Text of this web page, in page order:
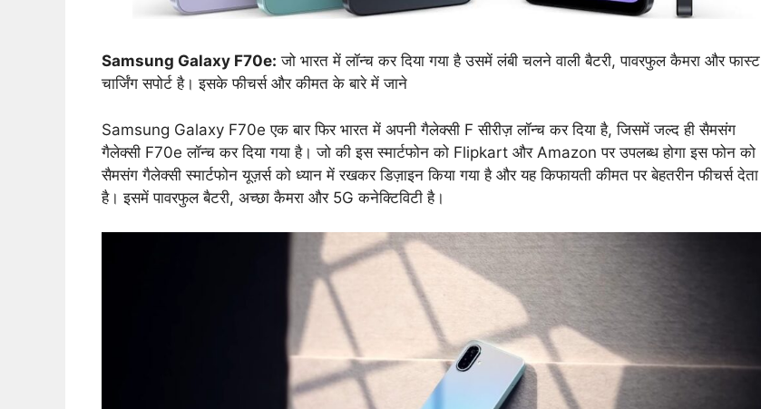
Samsung Galaxy F70e: जो भारत में लॉन्च कर दिया गया है उसमें लंबी चलने वाली बैटरी, पावरफुल कैमरा और फास्ट
चार्जिंग सपोर्ट है। इसके फीचर्स और कीमत के बारे में जाने
Samsung Galaxy F70e एक बार फिर भारत में अपनी गैलेक्सी F सीरीज़ लॉन्च कर दिया है, जिसमें जल्द ही सैमसंग
गैलेक्सी F70e लॉन्च कर दिया गया है। जो की इस स्मार्टफोन को Flipkart और Amazon पर उपलब्ध होगा इस फोन को
सैमसंग गैलेक्सी स्मार्टफोन यूज़र्स को ध्यान में रखकर डिज़ाइन किया गया है और यह किफायती कीमत पर बेहतरीन फीचर्स देता
है। इसमें पावरफुल बैटरी, अच्छा कैमरा और 5G कनेक्टिविटी है।